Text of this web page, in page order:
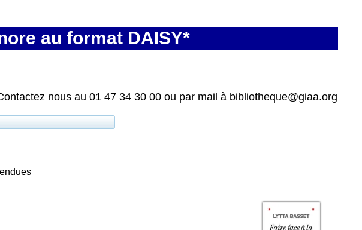
au format DAISY*
nous au 01 47 34 30 00 ou par mail à bibliotheque@giaa.org